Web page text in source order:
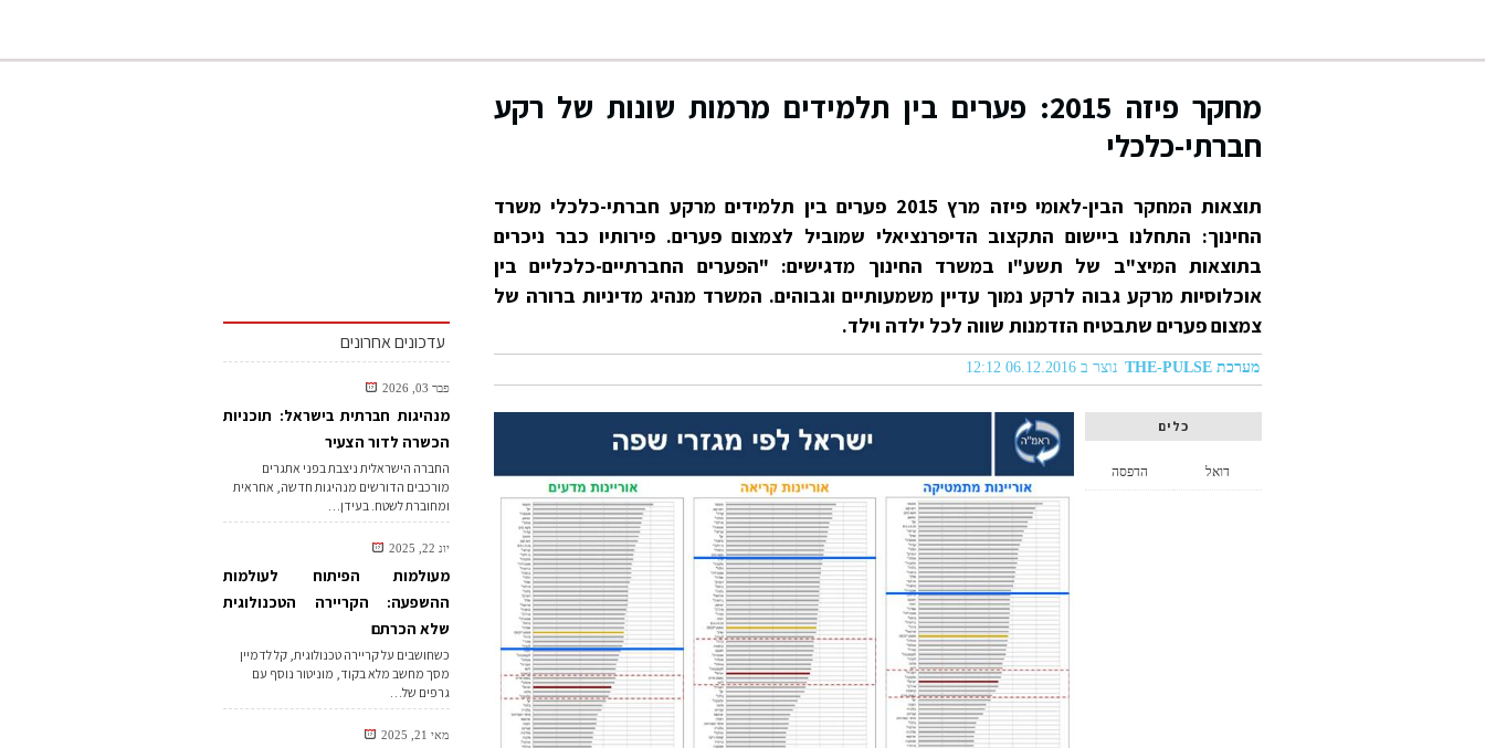
מחקר פיזה 2015: פערים בין תלמידים מרמות שונות של רקע
חברתי-כלכלי
תוצאות המחקר הבין-לאומי פיזה מרץ 2015 פערים בין תלמידים מרקע חברתי-כלכלי משרד
החינוך: התחלנו ביישום התקצוב הדיפרנציאלי שמוביל לצמצום פערים. פירותיו כבר ניכרים
בתוצאות המיצ"ב של תשע"ו במשרד החינוך מדגישים: "הפערים החברתיים-כלכליים בין
אוכלוסיות מרקע גבוה לרקע נמוך עדיין משמעותיים וגבוהים. המשרד מנהיג מדיניות ברורה של
צמצום פערים שתבטיח הזדמנות שווה לכל ילדה וילד.
מערכת THE-PULSE נוצר ב 06.12.2016 12:12
כלים
הדפסה דואל
עדכונים אחרונים
פבר 03, 2026
מנהיגות חברתית בישראל: תוכניות
הכשרה לדור הצעיר
החברה הישראלית ניצבת בפני אתגרים
מורכבים הדורשים מנהיגות חדשה, אחראית
ומחוברת לשטח. בעידן…
יונ 22, 2025
מעולמות הפיתוח לעולמות
ההשפעה: הקריירה הטכנולוגית
שלא הכרתם
כשחושבים על קריירה טכנולוגית, קל לדמיין
מסך מחשב מלא בקוד, מוניטור נוסף עם
גרפים של…
מאי 21, 2025